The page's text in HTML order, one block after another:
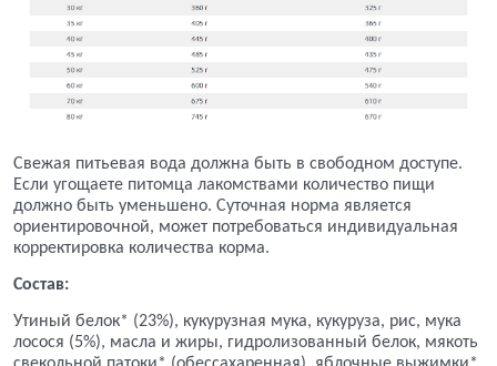
Свежая питьевая вода должна быть в свободном доступе.
Если угощаете питомца лакомствами количество пищи
должно быть уменьшено. Суточная норма является
ориентировочной, может потребоваться индивидуальная
корректировка количества корма.
Состав:
Утиный белок* (23%), кукурузная мука, кукуруза, рис, мука
лосося (5%), масла и жиры, гидролизованный белок, мякоть